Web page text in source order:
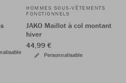
HOMMES SOUS-VÊTEMENTS
FONCTIONNELS
JAKO Maillot à col montant
hiver
44,99 €
Personnalisable